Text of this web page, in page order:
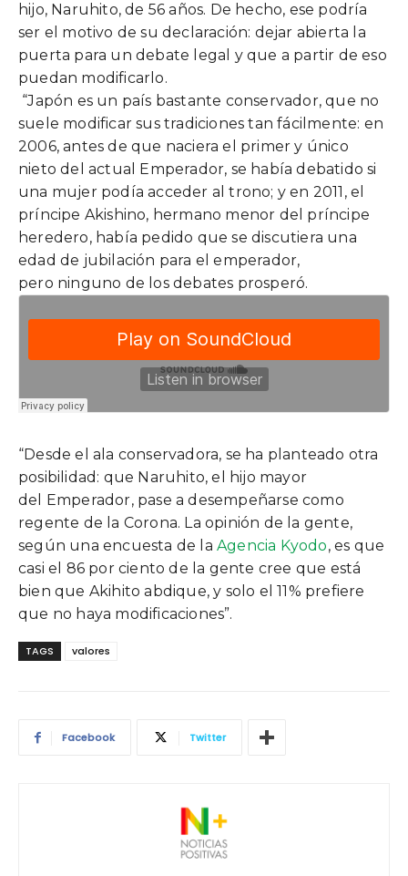
hijo, Naruhito, de 56 años. De hecho, ese podría
ser el motivo de su declaración: dejar abierta la
puerta para un debate legal y que a partir de eso
puedan modificarlo.
“Japón es un país bastante conservador, que no
suele modificar sus tradiciones tan fácilmente: en
2006, antes de que naciera el primer y único
nieto del actual
Emperador, se había debatido si
una mujer podía acceder al trono; y en 2011, el
príncipe Akishino, hermano menor del príncipe
heredero, había pedido que se discutiera una
edad de jubilación para elemperador,
pero ninguno de los debates prosperó.
“Desde el ala conservadora, se ha planteado otra
posibilidad: que Naruhito, el hijo mayor
del
Emperador, pase a desempeñarse como
regente de la Corona. La opinión de la gente,
según una encuesta de la Agencia Kyodo, es que
casi el 86 por ciento de la gente cree que está
bien que Akihito abdique, y solo el 11% prefiere
que no haya modificaciones”.
TAGS valores
Facebook Twitter